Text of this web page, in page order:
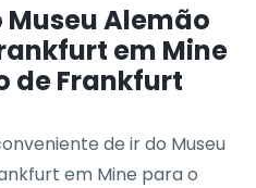
Alemão
em Mine
de Frankfurt
de ir do Museu
em Mine para o